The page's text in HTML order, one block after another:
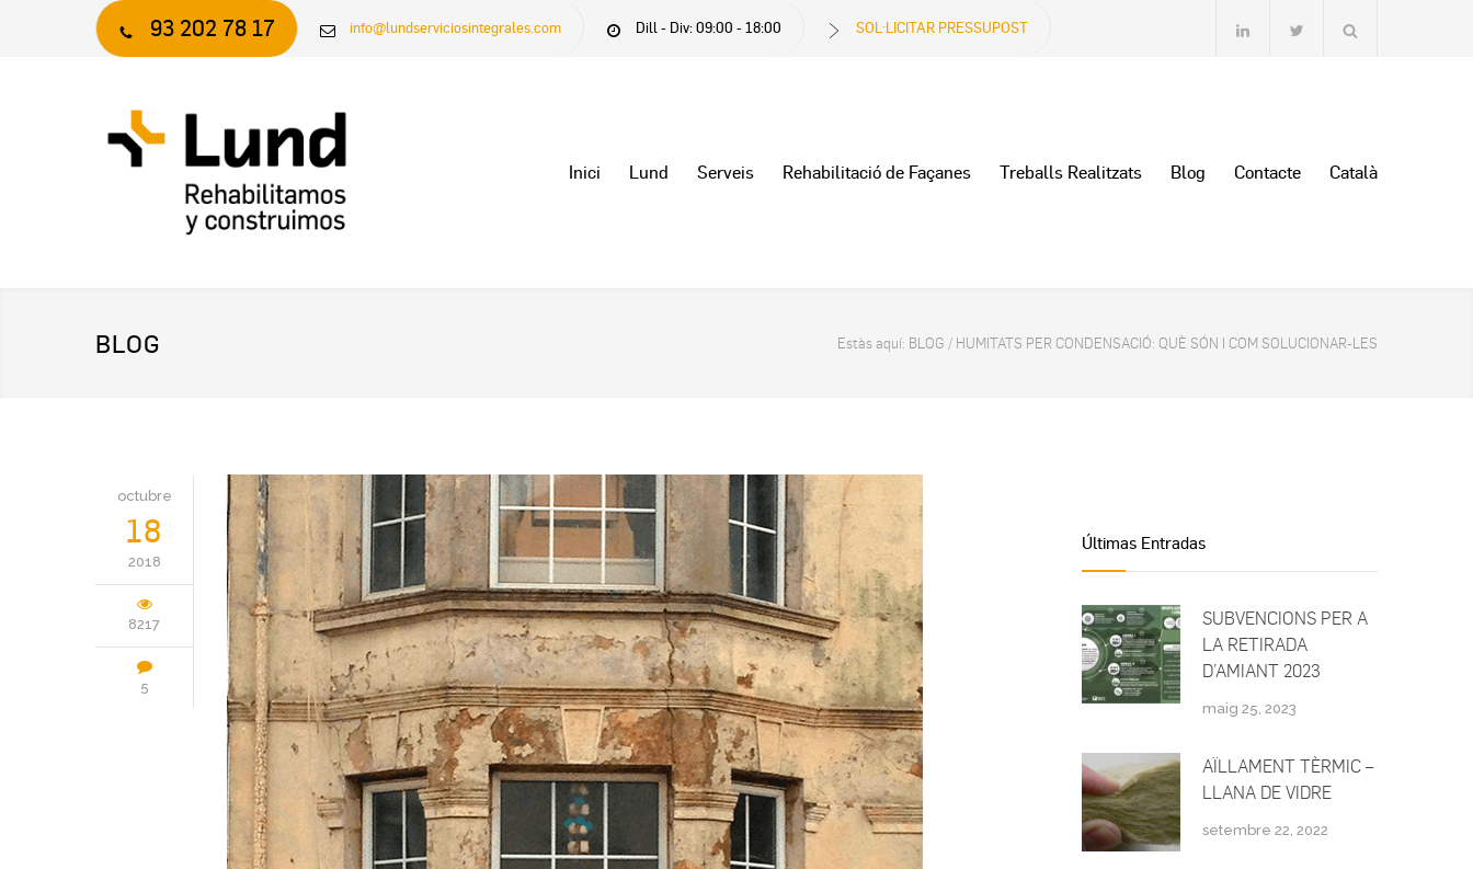
93 202 78 17 info@lundserviciosintegrales.com Dill - Div: 09:00 - 18:00 SOL·LICITAR PRESSUPOST
Inici Lund Serveis Rehabilitació de Façanes Treballs Realitzats Blog Contacte Català
BLOG Estàs aquí: BLOG / HUMITATS PER CONDENSACIÓ: QUÈ SÓN I COM SOLUCIONAR-LES
octubre
18
2018
8217
5
Últimas Entradas
SUBVENCIONS PER A
LA RETIRADA
D’AMIANT 2023
maig 25, 2023
AÏLLAMENT TÈRMIC –
LLANA DE VIDRE
setembre 22, 2022